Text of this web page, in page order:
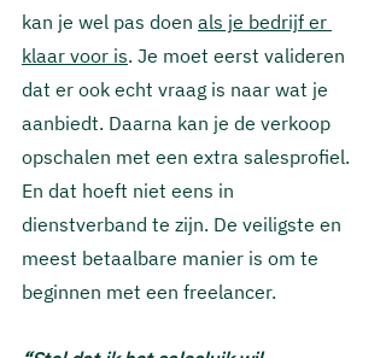
kan je wel pas doen als je bedrijf er
klaar voor is. Je moet eerst valideren
dat er ook echt vraag is naar wat je
aanbiedt. Daarna kan je de verkoop
opschalen met een extra salesprofiel.
En dat hoeft niet eens in
dienstverband te zijn. De veiligste en
meest betaalbare manier is om te
beginnen met een freelancer.